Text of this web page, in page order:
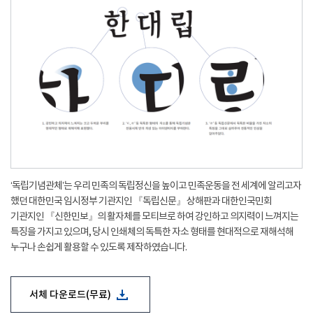
‘독립기념관체’는 우리 민족의 독립정신을 높이고 민족운동을 전 세계에 알리고자
했던 대한민국 임시정부 기관지인 『독립신문』 상해판과 대한인국민회
기관지인 『신한민보』의 활자체를 모티브로 하여 강인하고 의지력이 느껴지는
특징을 가지고 있으며, 당시 인쇄체의 독특한 자소 형태를 현대적으로 재해석해
누구나 손쉽게 활용할 수 있도록 제작하였습니다.
서체 다운로드(무료)